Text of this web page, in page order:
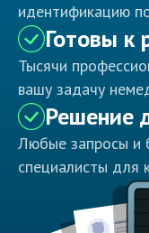
идентификацию
Готовы к
Тысячи
вашу задачу
Решение
Любые запросы и
специалисты для